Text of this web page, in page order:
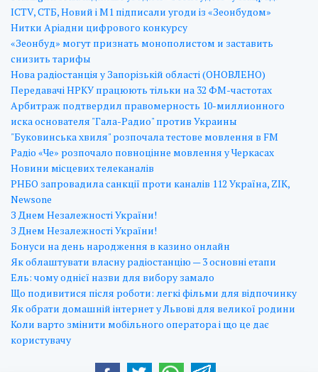
ICTV, СТБ, Новий і М1 підписали угоди із «Зеонбудом»
Нитки Аріадни цифрового конкурсу
«Зеонбуд» могут признать монополистом и заставить
снизить тарифы
Нова радіостанція у Запорізькій області (ОНОВЛЕНО)
Передавачі НРКУ працюють тільки на 32 ФМ-частотах
Арбитраж подтвердил правомерность 10-миллионного
иска основателя "Гала-Радио" против Украины
"Буковинська хвиля" розпочала тестове мовлення в FM
Радіо «Че» розпочало повноцінне мовлення у Черкасах
Новини місцевих телеканалів
РНБО запровадила санкції проти каналів 112 Україна, ZIK,
Newsone
З Днем Незалежності України!
З Днем Незалежності України!
Бонуси на день народження в казино онлайн
Як облаштувати власну радіостанцію — 3 основні етапи
Ель: чому однієї назви для вибору замало
Що подивитися після роботи: легкі фільми для відпочинку
Як обрати домашній інтернет у Львові для великої родини
Коли варто змінити мобільного оператора і що це дає
користувачу